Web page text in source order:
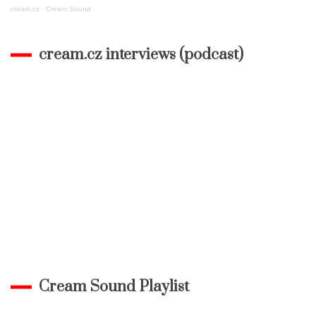
cream.cz · Cream Sound
cream.cz interviews (podcast)
Cream Sound Playlist